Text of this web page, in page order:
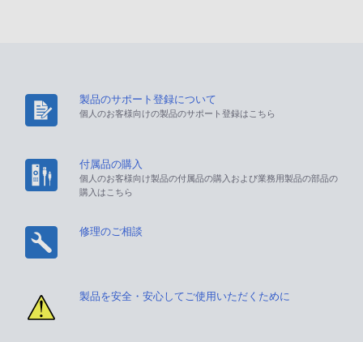
製品のサポート登録について
個人のお客様向けの製品のサポート登録はこちら
付属品の購入
個人のお客様向け製品の付属品の購入および業務用製品の部品の
購入はこちら
修理のご相談
製品を安全・安心してご使用いただくために